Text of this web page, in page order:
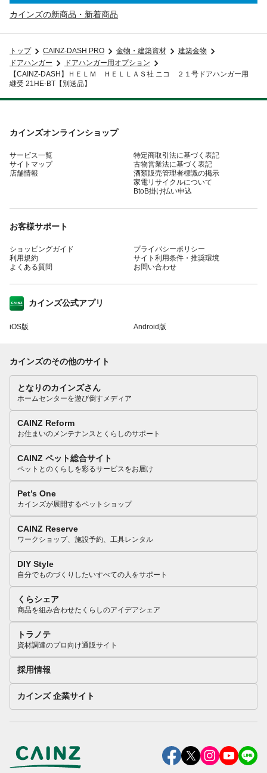
カインズの新商品・新着商品
トップ CAINZ-DASH PRO 金物・建築資材
建築金物
ドアハンガー
ドアハンガー用オプション
【CAINZ-DASH】ＨＥＬＭ ＨＥＬＬＡＳ社 ニコ ２１号ドアハンガー用
継受 21HE-BT【別送品】
カインズオンラインショップ
サービス一覧
サイトマップ
店舗情報
特定商取引法に基づく表記
古物営業法に基づく表記
酒類販売管理者標識の掲示
家電リサイクルについて
BtoB掛け払い申込
お客様サポート
ショッピングガイド
利用規約
よくある質問
プライバシーポリシー
サイト利用条件・推奨環境
お問い合わせ
カインズ公式アプリ
iOS版 Android版
カインズのその他のサイト
となりのカインズさん
ホームセンターを遊び倒すメディア
CAINZ Reform
お住まいのメンテナンスとくらしのサポート
CAINZ ペット総合サイト
ペットとのくらしを彩るサービスをお届け
Pet’s One
カインズが展開するペットショップ
CAINZ Reserve
ワークショップ、施設予約、工具レンタル
DIY Style
自分でものづくりしたいすべての人をサポート
くらシェア
商品を組み合わせたくらしのアイデアシェア
トラノテ
資材調達のプロ向け通販サイト
採用情報
カインズ 企業サイト